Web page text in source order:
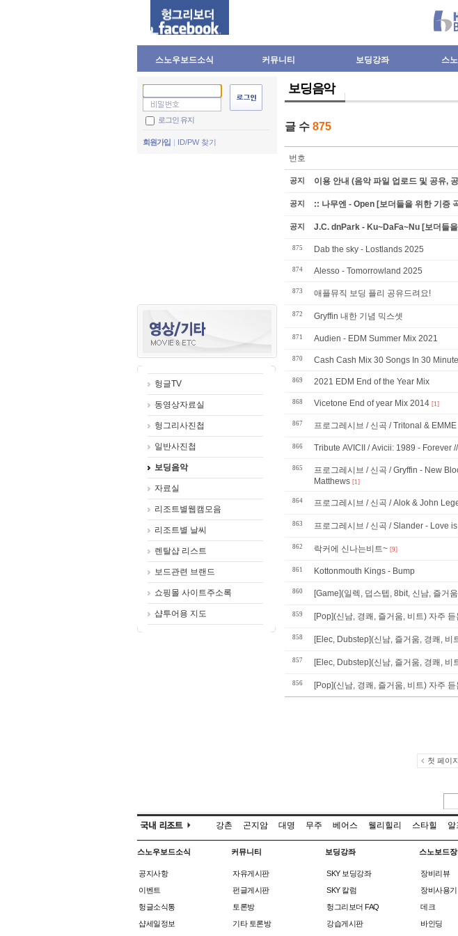
스노우보드소식 커뮤니티 보딩강좌 스
로그인 유지
회원가입 ID/PW 찾기
헝글TV
동영상자료실
헝그리사진첩
일반사진첩
보딩음악
자료실
리조트별웹캠모음
리조트별 날씨
렌탈샵 리스트
보드관련 브랜드
쇼핑몰 사이트주소록
샵투어용 지도
보딩음악
글 수 875
번호
공지 이용 안내 (음악 파일 업로드 및 공유,
공지 :: 나무엔 - Open [보더들을 위한 기증
공지 J.C. dnPark -
875 Dab the sky - Lostlands 2025
874 Alesso - Tomorrowland 2025
873 애플뮤직 보딩 플리 공유드려요!
872 Gryffin 내한 기념 믹스셋
871 Audien - EDM Summer Mix 2021
870 Cash Cash Mix 30 Songs In 30
869 2021 EDM End of the Year Mix
868 Vicetone End of year Mix 2014 [1]
867 프로그레시브 / 신곡 / Tritonal &
866 Tribute AVICII / Avicii: 1989 - Forever
865
프로그레시브 / 신곡 / Gryffin - New
Matthews [1]
864 프로그레시브 / 신곡 / Alok & John
863 프로그레시브 / 신곡 / Slander - Love
862 락커에 신나는비트~ [9]
861 Kottonmouth Kings - Bump
860 [Game](일렉, 덥스텝, 8bit, 신남, 즐거
859 [Pop](신남, 경쾌, 즐거움, 비트) 자주
858 [Elec, Dubstep](신남, 즐거움, 경쾌,
857 [Elec, Dubstep](신남, 즐거움, 경쾌, 비
856 [Pop](신남, 경쾌, 즐거움, 비트) 자주
첫 페이
강촌 곤지암 대명 무주 베어스 웰리힐리 스타힐 알
스노우보드소식
공지사항
이벤트
헝글소식통
샵세일정보
커뮤니티
자유게시판
펀글게시판
토론방
기타 토론방
보딩강좌
SKY 보딩강좌
SKY 칼럼
헝그리보더 FAQ
강습게시판
스노보드장
장비리뷰
장비사용기
데크
바인딩